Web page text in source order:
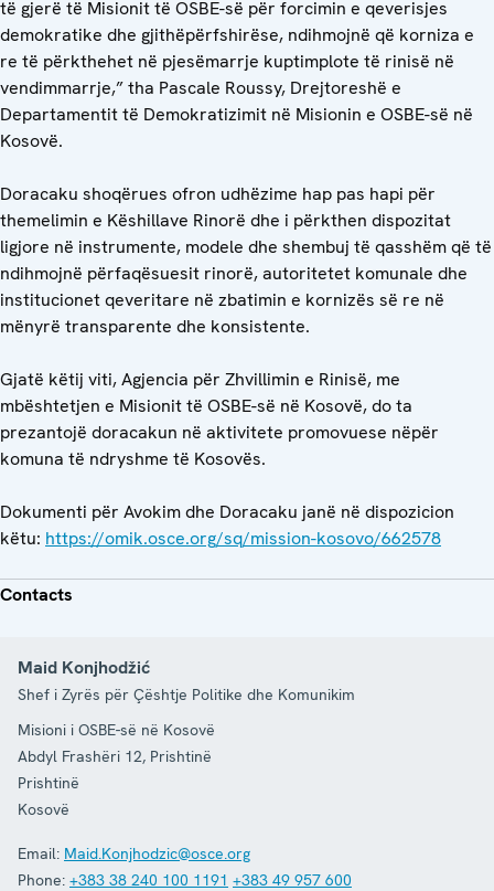
të gjerë të Misionit të OSBE-së për forcimin e qeverisjes
demokratike dhe gjithëpërfshirëse, ndihmojnë që korniza e
re të përkthehet në pjesëmarrje kuptimplote të rinisë në
vendimmarrje,” tha Pascale Roussy, Drejtoreshë e
Departamentit të Demokratizimit në Misionin e OSBE-së në
Kosovë.
Doracaku shoqërues ofron udhëzime hap pas hapi për
themelimin e Këshillave Rinorë dhe i përkthen dispozitat
ligjore në instrumente, modele dhe shembuj të qasshëm që të
ndihmojnë përfaqësuesit rinorë, autoritetet komunale dhe
institucionet qeveritare në zbatimin e kornizës së re në
mënyrë transparente dhe konsistente.
Gjatë këtij viti, Agjencia për Zhvillimin e Rinisë, me
mbështetjen e Misionit të OSBE-së në Kosovë, do ta
prezantojë doracakun në aktivitete promovuese nëpër
komuna të ndryshme të Kosovës.
Dokumenti për Avokim dhe Doracaku janë në dispozicion
këtu: https://omik.osce.org/sq/mission-kosovo/662578
Contacts
Maid Konjhodžić
Shef i Zyrës për Çështje Politike dhe Komunikim
Misioni i OSBE-së në Kosovë
Abdyl Frashëri 12, Prishtinë
Prishtinë
Kosovë
Email: Maid.Konjhodzic@osce.org
Phone: +383 38 240 100 1191 +383 49 957 600